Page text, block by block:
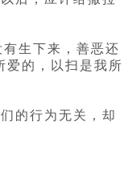
生下来，善恶还
爱的，以扫是我所
的行为无关，却